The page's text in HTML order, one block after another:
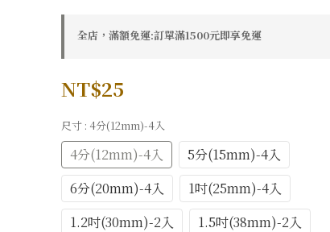
全店，滿額免運:訂單滿1500元即享免運
NT$25
尺寸 : 4分(12mm)-4入
4分(12mm)-4入
5分(15mm)-4入
6分(20mm)-4入
1吋(25mm)-4入
1.2吋(30mm)-2入
1.5吋(38mm)-2入